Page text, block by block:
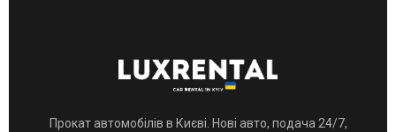
Прокат автомобілів в Києві. Нові авто, подача 24/7,